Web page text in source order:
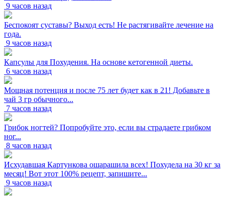
9 часов назад
Беспокоят суставы? Выход есть! Не растягивайте лечение на
года.
9 часов назад
Капсулы для Похудения. На основе кетогенной диеты.
6 часов назад
Мощная потенция и после 75 лет будет как в 21! Добавьте в
чай 3 гр обычного...
7 часов назад
Грибок ногтей? Попробуйте это, если вы страдаете грибком
ног...
8 часов назад
Исхудавшая Картункова ошарашила всех! Похудела на 30 кг за
месяц! Вот этот 100% рецепт, запишите...
9 часов назад